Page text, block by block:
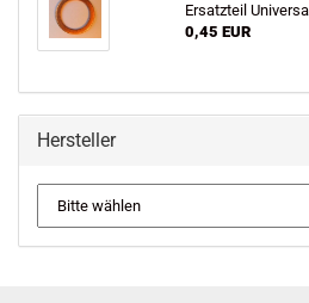
Ersatzteil Universal
0,45 EUR
Hersteller